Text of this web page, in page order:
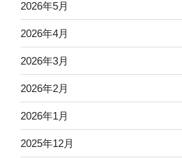
2026年5月
2026年4月
2026年3月
2026年2月
2026年1月
2025年12月